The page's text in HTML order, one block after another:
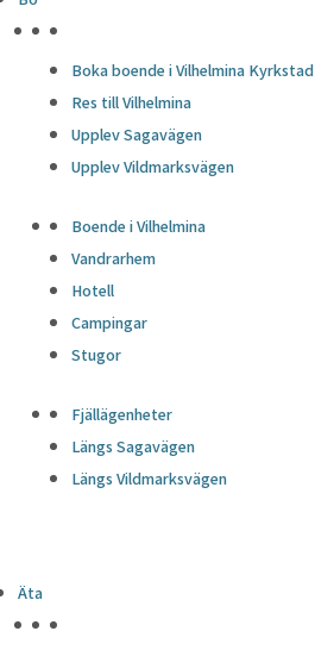
Boka boende i Vilhelmina Kyrkstad
Res till Vilhelmina
Upplev Sagavägen
Upplev Vildmarksvägen
Boende i Vilhelmina
Vandrarhem
Hotell
Campingar
Stugor
Fjällägenheter
Längs Sagavägen
Längs Vildmarksvägen
Äta